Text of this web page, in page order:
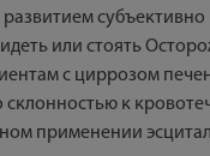
или стоять
с циррозом
склонностью к
применении